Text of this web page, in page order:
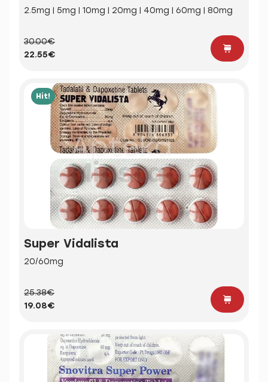
2.5mg | 5mg | 10mg | 20mg | 40mg | 60mg | 80mg
30.00€
22.55€
Hit!
Super Vidalista
20/60mg
25.38€
19.08€